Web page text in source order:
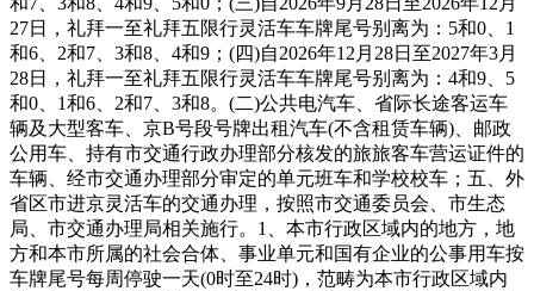
27日，礼拜一至礼拜五限行灵活车车牌尾号别离为：5和0、1
和6、2和7、3和8、4和9；(四)自2026年12月28日至2027年3月
28日，礼拜一至礼拜五限行灵活车车牌尾号别离为：4和9、5
和0、1和6、2和7、3和8。(二)公共电汽车、省际长途客运车
辆及大型客车、京B号段号牌出租汽车(不含租赁车辆)、邮政
公用车、持有市交通行政办理部分核发的旅旅客车营运证件的
车辆、经市交通办理部分审定的单元班车和学校校车；五、外
省区市进京灵活车的交通办理，按照市交通委员会、市生态
局、市交通办理局相关施行。1、本市行政区域内的地方，地
方和本市所属的社会合体、事业单元和国有企业的公事用车按
车牌尾号每周停驶一天(0时至24时)，范畴为本市行政区域内